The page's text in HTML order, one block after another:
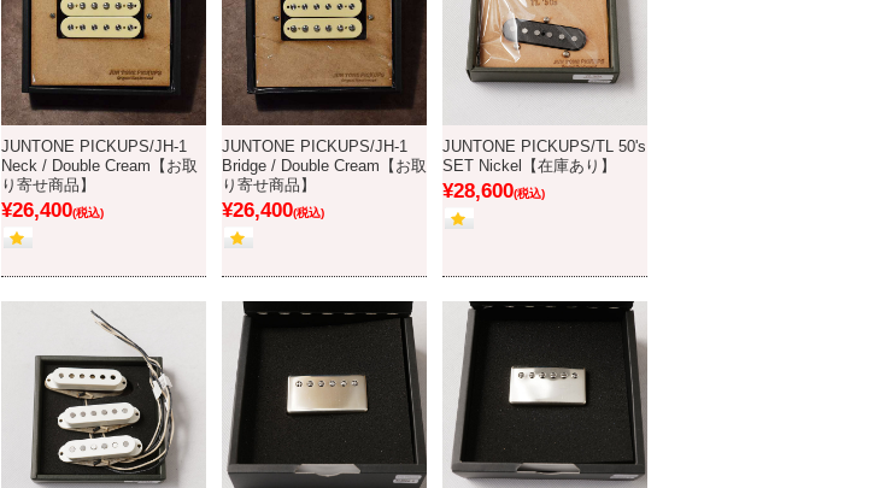
JUNTONE PICKUPS/JH-1
Neck / Double Cream【お取
り寄せ商品】
¥26,400(税込)
JUNTONE PICKUPS/JH-1
Bridge / Double Cream【お取
り寄せ商品】
¥26,400(税込)
JUNTONE PICKUPS/TL 50's
SET Nickel【在庫あり】
¥28,600(税込)